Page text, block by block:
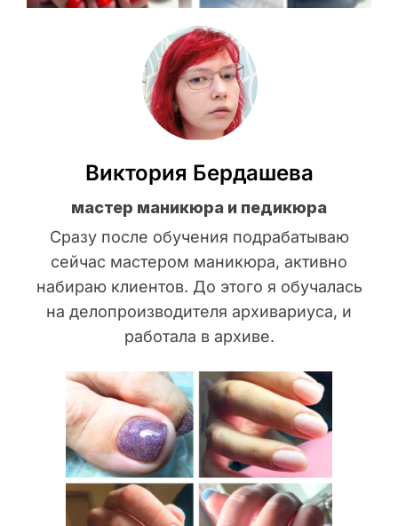
Виктория Бердашева
мастер маникюра и педикюра
Сразу после обучения подрабатываю
сейчас мастером маникюра, активно
набираю клиентов. До этого я обучалась
на делопроизводителя архивариуса, и
работала в архиве.